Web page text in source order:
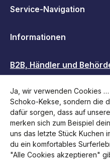
Service-Navigation
Informationen
B2B, Händler und
Folge uns
Ja, wir verwenden Cookies
Schoko-Kekse, sondern die
dafür sorgen, dass auf
merken sich zum Beispiel
uns das letzte Stück Kuchen
du ein komfortables
"Alle Cookies akzeptieren"